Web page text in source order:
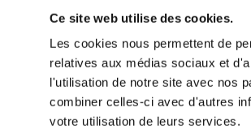
Ce site web utilise des cookies.
Les cookies nous permettent de
relatives aux médias sociaux et
l'utilisation de notre site avec nos
combiner celles-ci avec d'autres
votre utilisation de leurs services.